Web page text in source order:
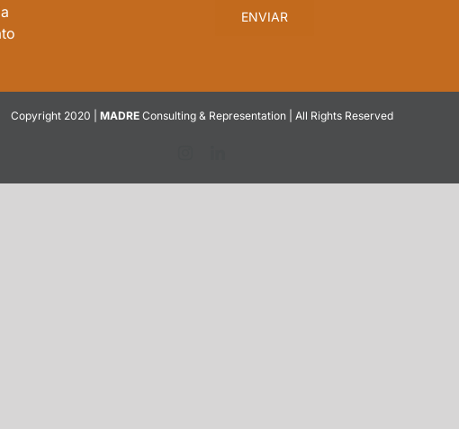
Copyright 2020 | MADREConsulting & Representation | All Rights Reserved